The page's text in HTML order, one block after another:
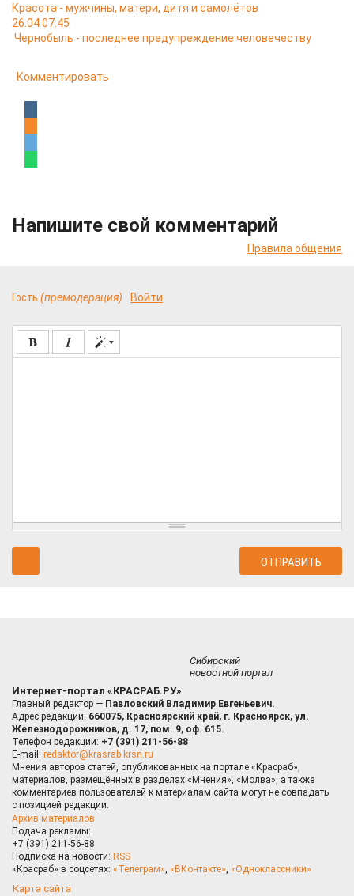
Красота - мужчины, матери, дитя и самолётов
26.04 07:45
Чернобыль - последнее предупреждение человечеству
Комментировать
Напишите свой комментарий
Правила общения
Гость (премодерация) Войти
Сибирский
новостной портал
Интернет-портал «КРАСРАБ.РУ»
Главный редактор — Павловский Владимир Евгеньевич.
Адрес редакции: 660075, Красноярский край, г. Красноярск, ул.
Железнодорожников, д. 17, пом. 9, оф. 615.
Телефон редакции: +7 (391) 211-56-88
E-mail: redaktor@krasrab.krsn.ru
Мнения авторов статей, опубликованных на портале «Красраб»,
материалов, размещённых в разделах «Мнения», «Молва», а также
комментариев пользователей к материалам сайта могут не совпадать
с позицией редакции.
Архив материалов
Подача рекламы:
+7 (391) 211-56-88
Подписка на новости: RSS
«Красраб» в соцсетях: «Телеграм», «ВКонтакте», «Одноклассники»
Карта сайта